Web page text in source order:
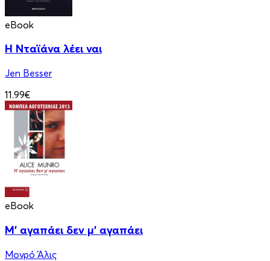
eBook
Η Νταϊάνα λέει ναι
Jen Besser
11.99€
eBook
Μ' αγαπάει δεν μ' αγαπάει
Μονρό Άλις